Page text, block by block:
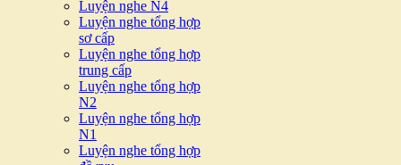
Luyện nghe N4
Luyện nghe tổng hợp
sơ cấp
Luyện nghe tổng hợp
trung cấp
Luyện nghe tổng hợp
N2
Luyện nghe tổng hợp
N1
Luyện nghe tổng hợp